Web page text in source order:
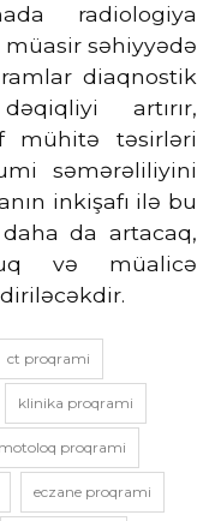
radiologiya
müasir səhiyyədə
diaqnostik
artırır,
mühitə təsirləri
səmərəliliyini
inkişafı ilə bu
da artacaq,
və müalicə
ct proqrami
klinika proqrami
proqrami
eczane proqrami